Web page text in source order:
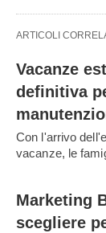
ARTICOLI
Vacanze
definitiva
Con l'arrivo
vacanze, le
Marketing
scegliere